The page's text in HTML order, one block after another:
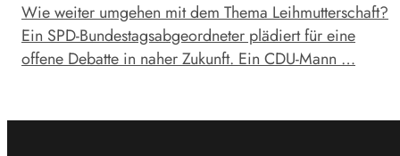
Wie weiter umgehen mit dem Thema Leihmutterschaft?
Ein SPD-Bundestagsabgeordneter plädiert für eine
offene Debatte in naher Zukunft. Ein CDU-Mann …